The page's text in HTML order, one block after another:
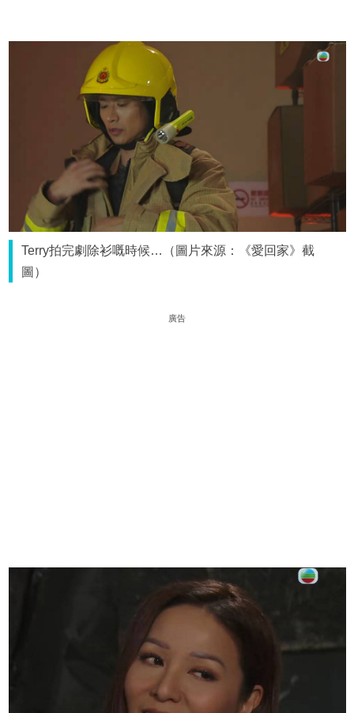
Terry拍完劇除衫嘅時候…（圖片來源：《愛回家》截
圖）
廣告